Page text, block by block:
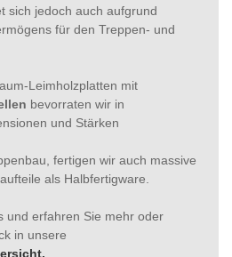
sich jedoch auch aufgrund
für den Treppen- und
Leimholzplatten mit
bevorraten wir in
und Stärken
fertigen wir auch massive
als Halbfertigware.
und erfahren Sie mehr oder
in unsere